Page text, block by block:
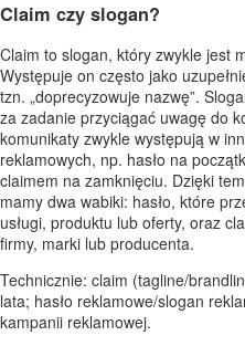
Claim czy slogan?
Claim to slogan, który zwykle jest
Występuje on często jako
tzn. „doprecyzowuje nazwę”.
za zadanie przyciągać uwagę do
komunikaty zwykle występują w
reklamowych, np. hasło na
claimem na zamknięciu. Dzięki
mamy dwa wabiki: hasło, które
usługi, produktu lub oferty, oraz
firmy, marki lub producenta.
Technicznie: claim (tagline/
lata; hasło reklamowe/slogan
kampanii reklamowej.